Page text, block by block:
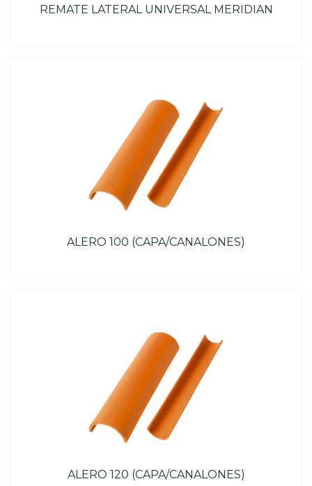
REMATE LATERAL UNIVERSAL MERIDIAN
ALERO 100 (CAPA/CANALONES)
ALERO 120 (CAPA/CANALONES)